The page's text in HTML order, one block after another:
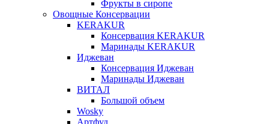
Фрукты в сиропе
Овощные Консервации
KERAKUR
Консервация KERAKUR
Маринады KERAKUR
Иджеван
Консервация Иджеван
Маринады Иджеван
ВИТАЛ
Большой объем
Wosky
Артфуд